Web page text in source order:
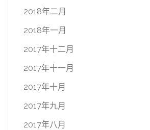
2018年二月
2018年一月
2017年十二月
2017年十一月
2017年十月
2017年九月
2017年八月